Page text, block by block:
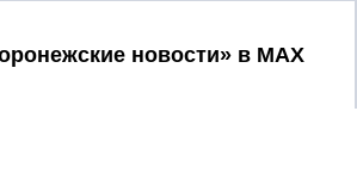
Принять